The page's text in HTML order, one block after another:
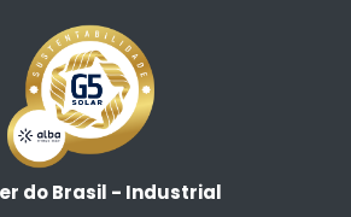
do Brasil - Industrial